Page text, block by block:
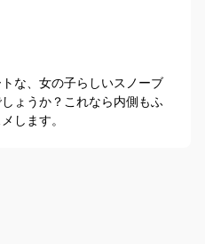
な、女の子らしいスノーブ
ょうか？これなら内側もふ
します。